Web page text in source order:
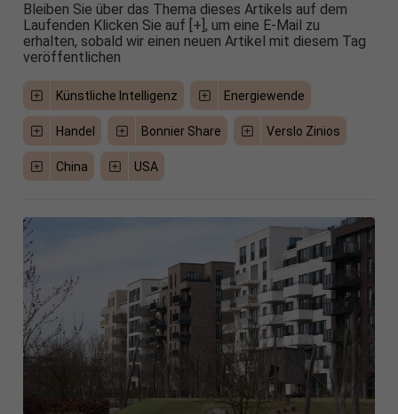
Bleiben Sie über das Thema dieses Artikels auf dem
Laufenden Klicken Sie auf [+], um eine E-Mail zu
erhalten, sobald wir einen neuen Artikel mit diesem Tag
veröffentlichen
Künstliche Intelligenz Energiewende
Handel Bonnier Share Verslo Zinios
China USA